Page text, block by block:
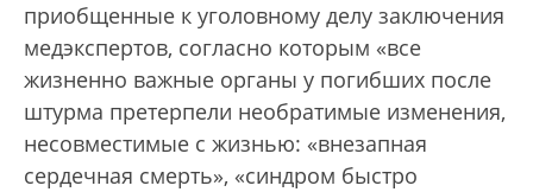
приобщенные к уголовному делу заключения
медэкспертов, согласно которым «все
жизненно важные органы у погибших после
штурма претерпели необратимые изменения,
несовместимые с жизнью: «внезапная
сердечная смерть», «синдром быстро